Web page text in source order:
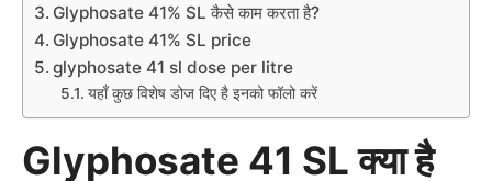
Glyphosate 41% SL कैसे काम करता है?
Glyphosate 41% SL price
glyphosate 41 sl dose per litre
यहाँ कुछ विशेष डोज दिए है इनको फॉलो करें
Glyphosate 41 SL क्या है